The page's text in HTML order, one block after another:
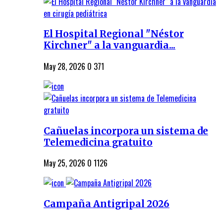
El Hospital Regional "Néstor
Kirchner" a la vanguardia...
May 28, 2026 0 371
Cañuelas incorpora un sistema de
Telemedicina gratuito
May 25, 2026 0 1126
Campaña Antigripal 2026